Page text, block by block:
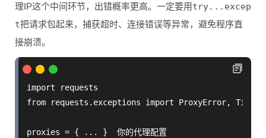
理IP这个中间环节，出错概率更高。一定要用try...excep
t把请求包起来，捕获超时、连接错误等异常，避免程序直
接崩溃。
import requests
from requests.exceptions import ProxyError,
proxies = { ... }  你的代理配置